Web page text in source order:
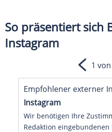
So präsentiert sich
Instagram
Empfohlener externer
Instagram
Wir benötigen Ihre
Redaktion
1